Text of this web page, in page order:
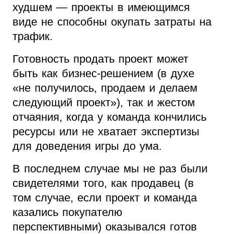
худшем — проекты в имеющимся
виде не способны окупать затраты на
трафик.
Готовность продать проект может
быть как бизнес-решением (в духе
«не получилось, продаем и делаем
следующий проект»), так и жестом
отчаяния, когда у команда кончились
ресурсы или не хватает экспертизы
для доведения игры до ума.
В последнем случае мы не раз были
свидетелями того, как продавец (в
том случае, если проект и команда
казались покупателю
перспективными) оказывался готов